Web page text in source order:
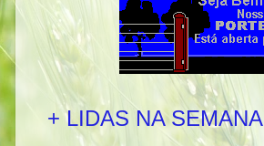
+ LIDAS NA SEMANA